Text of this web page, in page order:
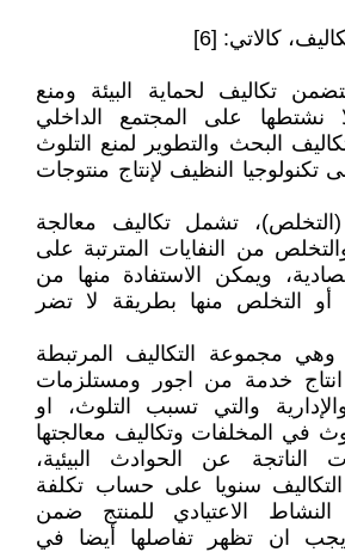
كالاتي: [6]
تكاليف لحماية البيئة ومنع
لا نشتطها على المجتمع الداخلي
البحث والتطوير لمنع التلوث
تكنولوجيا النظيف لإنتاج منتوجات
(التخلص)، تشمل تكاليف معالجة
من النفايات المترتبة على
ويمكن الاستفادة منها من
أو التخلص منها بطريقة لا تضر
وهي مجموعة التكاليف المرتبطة
انتاج خدمة من اجور ومستلزمات
والتي تسبب التلوث، او
في المخلفات وتكاليف معالجتها
الناتجة عن الحوادث البيئية،
سنويا على حساب تكلفة
النشاط الاعتيادي للمنتج ضمن
ويجب ان تظهر تفاصلها أيضا في